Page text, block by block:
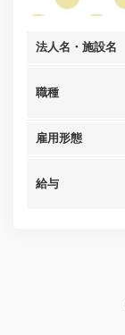
法人名・施設名
職種
雇用形態
給与